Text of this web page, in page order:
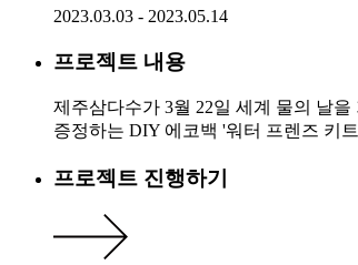
2023.03.03 - 2023.05.14
프로젝트 내용
제주삼다수가 3월 22일 세계 물의 날
증정하는 DIY 에코백 '워터 프렌즈 키
프로젝트 진행하기